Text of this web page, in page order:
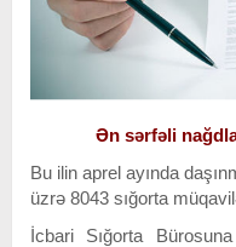
Ən sərfəli
Bu ilin aprel ayında
üzrə 8043 sığorta
İcbari Sığorta